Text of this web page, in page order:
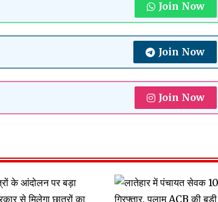
Join Now
Join Now
Join Now